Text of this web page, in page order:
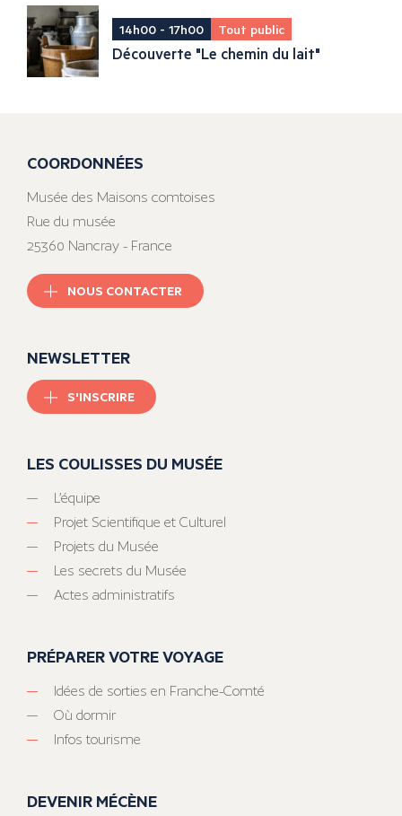
14h00 - 17h00 Tout public
Découverte "Le chemin du lait"
COORDONNÉES
Musée des Maisons comtoises
Rue du musée
25360 Nancray - France
NOUS CONTACTER
NEWSLETTER
S'INSCRIRE
LES COULISSES DU MUSÉE
L’équipe
Projet Scientifique et Culturel
Projets du Musée
Les secrets du Musée
Actes administratifs
PRÉPARER VOTRE VOYAGE
Idées de sorties en Franche-Comté
Où dormir
Infos tourisme
DEVENIR MÉCÈNE